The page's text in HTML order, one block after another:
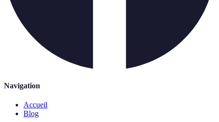
Navigation
Accueil
Blog